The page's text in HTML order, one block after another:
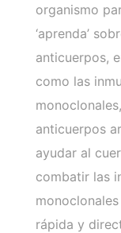
organismo
‘aprenda’
anticuerpos,
como las
anticuerpos
ayudar al
combatir las
rápida y